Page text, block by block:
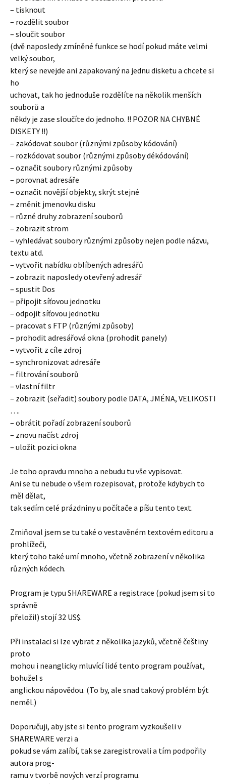
– tisknout
– rozdělit soubor
– sloučit soubor
(dvě naposledy zmíněné funkce se hodí pokud máte velmi
velký soubor,
který se nevejde ani zapakovaný na jednu disketu a chcete si
ho
uchovat, tak ho jednoduše rozdělíte na několik menších
souborů a
někdy je zase sloučíte do jednoho. !! POZOR NA CHYBNÉ
DISKETY !!)
– zakódovat soubor (různými způsoby kódování)
– rozkódovat soubor (různými způsoby dékódování)
– označit soubory různými způsoby
– porovnat adresáře
– označit novější objekty, skrýt stejné
– změnit jmenovku disku
– různé druhy zobrazení souborů
– zobrazit strom
– vyhledávat soubory různými způsoby nejen podle názvu,
textu atd.
– vytvořit nabídku oblíbených adresářů
– zobrazit naposledy otevřený adresář
– spustit Dos
– připojit síťovou jednotku
– odpojit síťovou jednotku
– pracovat s FTP (různými způsoby)
– prohodit adresářová okna (prohodit panely)
– vytvořit z cíle zdroj
– synchronizovat adresáře
– filtrování souborů
– vlastní filtr
– zobrazit (seřadit) soubory podle DATA, JMÉNA, VELIKOSTI
….
– obrátit pořadí zobrazení souborů
– znovu načíst zdroj
– uložit pozici okna
Je toho opravdu mnoho a nebudu tu vše vypisovat.
Ani se tu nebude o všem rozepisovat, protože kdybych to
měl dělat,
tak sedím celé prázdniny u počítače a píšu tento text.
Zmiňoval jsem se tu také o vestavěném textovém editoru a
prohlížeči,
který toho také umí mnoho, včetně zobrazení v několika
různých kódech.
Program je typu SHAREWARE a registrace (pokud jsem si to
správně
přeložil) stojí 32 US$.
Při instalaci si lze vybrat z několika jazyků, včetně češtiny
proto
mohou i neanglicky mluvící lidé tento program používat,
bohužel s
anglickou nápovědou. (To by, ale snad takový problém být
neměl.)
Doporučuji, aby jste si tento program vyzkoušeli v
SHAREWARE verzi a
pokud se vám zalíbí, tak se zaregistrovali a tím podpořily
autora prog-
ramu v tvorbě nových verzí programu.